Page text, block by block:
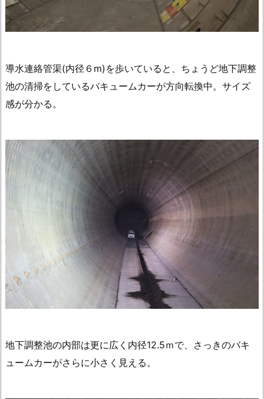
導水連絡管渠(内径６m)を歩いていると、ちょうど地下調整
池の清掃をしているバキュームカーが方向転換中。サイズ
感が分かる。
地下調整池の内部は更に広く内径12.5ｍで、さっきのバキ
ュームカーがさらに小さく見える。